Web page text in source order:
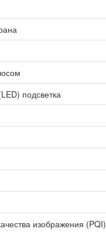
подсветка
изображения (PQI)